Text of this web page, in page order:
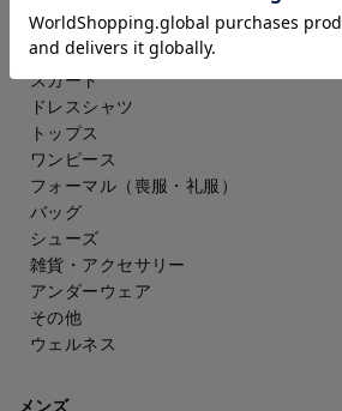
コート
パンツ
スカート
ドレスシャツ
トップス
ワンピース
フォーマル（喪服・礼服）
バッグ
シューズ
雑貨・アクセサリー
アンダーウェア
その他
ウェルネス
メンズ